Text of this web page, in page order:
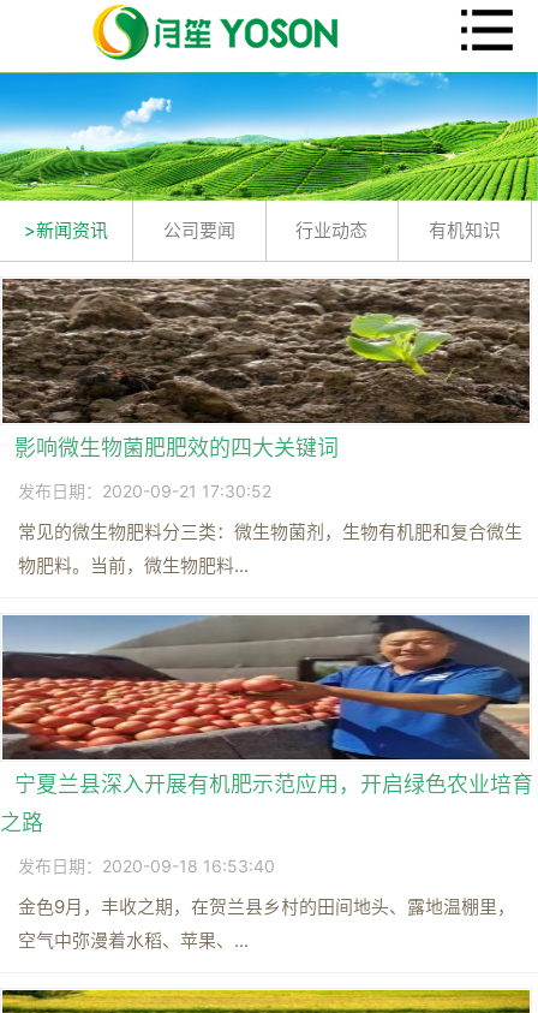
>新闻资讯 公司要闻 行业动态 有机知识
影响微生物菌肥肥效的四大关键词
发布日期：2020-09-21 17:30:52
常见的微生物肥料分三类：微生物菌剂，生物有机肥和复合微生
物肥料。当前，微生物肥料...
宁夏兰县深入开展有机肥示范应用，开启绿色农业培育
之路
发布日期：2020-09-18 16:53:40
金色9月，丰收之期，在贺兰县乡村的田间地头、露地温棚里，
空气中弥漫着水稻、苹果、...